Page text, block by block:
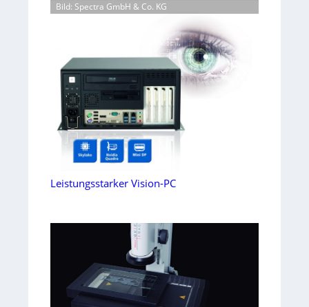
Bild: Spectra GmbH & Co. KG
Leistungsstarker Vision-PC